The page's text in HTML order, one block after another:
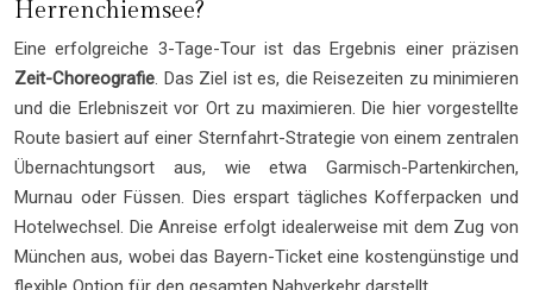
Herrenchiemsee?
Eine erfolgreiche 3-Tage-Tour ist das Ergebnis einer präzisen
Zeit-Choreografie. Das Ziel ist es, die Reisezeiten zu minimieren
und die Erlebniszeit vor Ort zu maximieren. Die hier vorgestellte
Route basiert auf einer Sternfahrt-Strategie von einem zentralen
Übernachtungsort aus, wie etwa Garmisch-Partenkirchen,
Murnau oder Füssen. Dies erspart tägliches Kofferpacken und
Hotelwechsel. Die Anreise erfolgt idealerweise mit dem Zug von
München aus, wobei das Bayern-Ticket eine kostengünstige und